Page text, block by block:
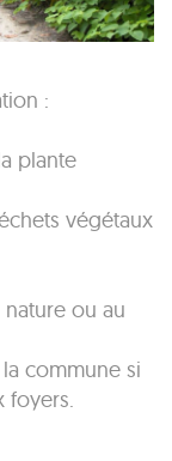
:
plante
végétaux
nature ou au
commune si
foyers.